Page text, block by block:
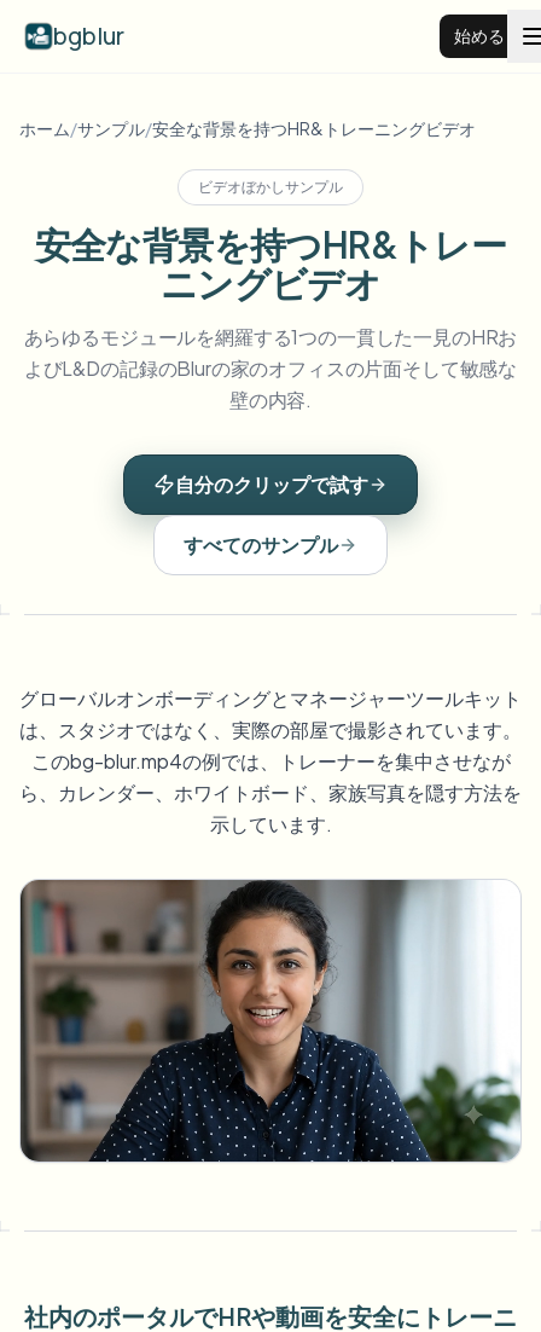
bgblur 始める
動画背景ぼかし
すべての例を見る
サンプルライブラリ全体を閲覧する
顔をぼかす
ナンバープレートをぼかす
スクリーン録画のぼかし
GDPRコンプライアンスぼかし
ストリートインタビューぼかし
ゲーム＆配信ぼかし
機能
Browse every blur tool in one place
ナンバープレートをぼかす
何でもぼかす
AI Video Object Remover
顔の匿名化
ボイスアノニマイザー
顔交換 - 画像
顔交換 - 動画
複数の動画をまとめて処理
学校・教育
キャンパスカメラ、講義、地区の一括プライバシー
メディア・エンターテインメント
小売・EC
店舗・倉庫の映像
医療
クリニックと患者向けビデオガバナンス
一括顔の匿名化
大量バッチ、保持、SLA
一括ナンバープレートぼかし
フリート、ドライブレコーダー、駐車場を大規模に
一括顔ぼかし
高スループットパイプライン
Whitepapers
ツール
カテゴリ
Choose language
ホーム/サンプル/安全な背景を持つHR&トレーニングビデオ
ビデオぼかしサンプル
安全な背景を持つHR&トレー
ニングビデオ
あらゆるモジュールを網羅する1つの一貫した一見のHRお
よびL&Dの記録のBlurの家のオフィスの片面そして敏感な
壁の内容.
自分のクリップで試す
すべてのサンプル
グローバルオンボーディングとマネージャーツールキット
は、スタジオではなく、実際の部屋で撮影されています。
このbg-blur.mp4の例では、トレーナーを集中させなが
ら、カレンダー、ホワイトボード、家族写真を隠す方法を
示しています.
社内のポータルでHRや動画を安全にトレーニ